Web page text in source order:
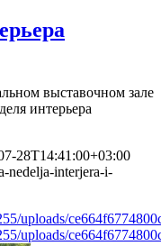
выставочном зале
интерьера
28T14:41:00+03:00
nedelja-interjera-i-
uploads/
uploads/